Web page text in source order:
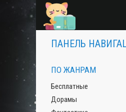
ПАНЕЛЬ
ПО ЖАНРАМ
Бесплатные
Дорамы